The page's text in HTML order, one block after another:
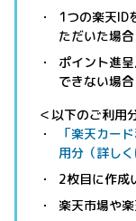
1つの楽天ID
ただいた場合
ポイント進
できない場合
＜以下のご利用
「楽天カー
用分（詳し
2枚目に作成
楽天市場や